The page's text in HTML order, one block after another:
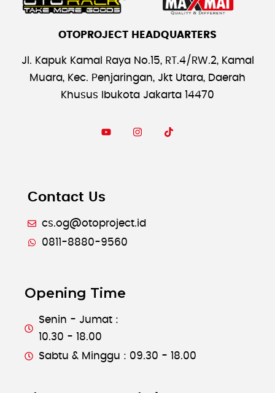
OTOPROJECT HEADQUARTERS
Jl. Kapuk Kamal Raya No.15, RT.4/RW.2, Kamal
Muara, Kec. Penjaringan, Jkt Utara, Daerah
Khusus Ibukota Jakarta 14470
Contact Us
cs.og@otoproject.id
0811-8880-9560
Opening Time
Senin - Jumat :
10.30 - 18.00
Sabtu & Minggu : 09.30 - 18.00